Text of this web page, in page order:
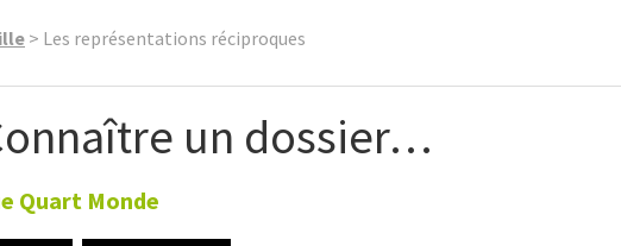
> Les représentations réciproques
un dossier…
Quart Monde